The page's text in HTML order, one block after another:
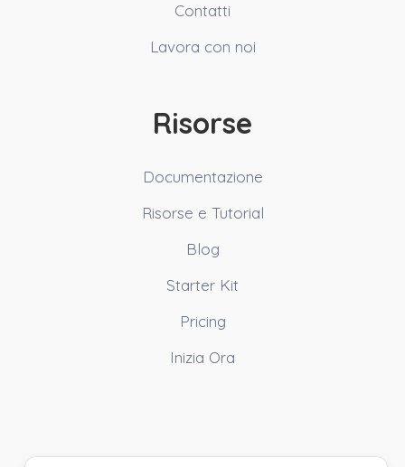
Contatti
Lavora con noi
Risorse
Documentazione
Risorse e Tutorial
Blog
Starter Kit
Pricing
Inizia Ora